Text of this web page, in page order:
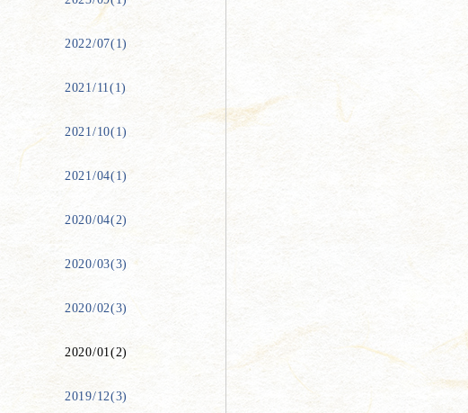
2022/07(1)
2021/11(1)
2021/10(1)
2021/04(1)
2020/04(2)
2020/03(3)
2020/02(3)
2020/01(2)
2019/12(3)